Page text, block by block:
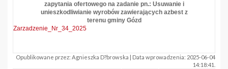
zapytania ofertowego na zadanie pn.: Usuwanie i
unieszkodliwianie wyrobów zawierających azbest z
terenu gminy Gózd
Zarzadzenie_Nr_34_2025
Opublikowane przez: Agnieszka D?browska | Data wprowadzenia: 2025-06-04
14:18:41.